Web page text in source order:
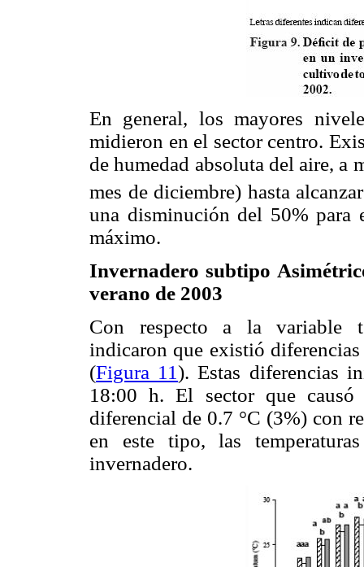
En general, los mayores
midieron en el sector centro.
de humedad absoluta del aire, a
mes de diciembre) hasta
una disminución del 50%
máximo.
Invernadero subtipo
verano de 2003
Con respecto a la variable
indicaron que existió
(Figura 11). Estas diferencias
18:00 h. El sector que
diferencial de 0.7 °C (3%) con
en este tipo, las
invernadero.